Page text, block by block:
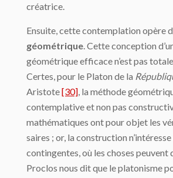
créa­trice.
Ensuite, cette contemplation opère
géométrique. Cette conception
géométrique efficace n’est pas
Certes, pour le Platon de la
Aristote[30], la méthode
contemplative et non pas
mathématiques ont pour objet les
saires ; or, la construction
contingentes, où les choses peu­vent
Proclos nous dit que le platonisme